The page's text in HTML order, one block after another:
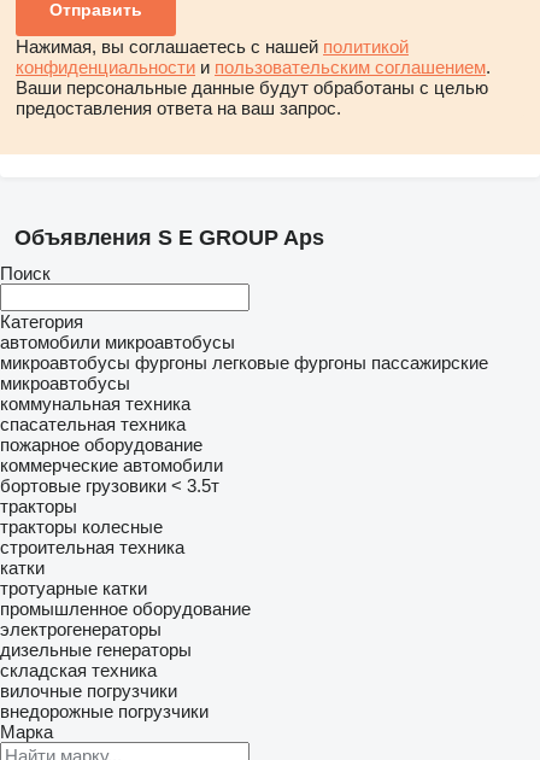
Нажимая, вы соглашаетесь с нашей политикой
конфиденциальности и пользовательским соглашением.
Ваши персональные данные будут обработаны с целью
предоставления ответа на ваш запрос.
Объявления S E GROUP Aps
Поиск
Категория
автомобили микроавтобусы
микроавтобусы фургоны легковые фургоны пассажирские
микроавтобусы
коммунальная техника
спасательная техника
пожарное оборудование
коммерческие автомобили
бортовые грузовики < 3.5т
тракторы
тракторы колесные
строительная техника
катки
тротуарные катки
промышленное оборудование
электрогенераторы
дизельные генераторы
складская техника
вилочные погрузчики
внедорожные погрузчики
Марка